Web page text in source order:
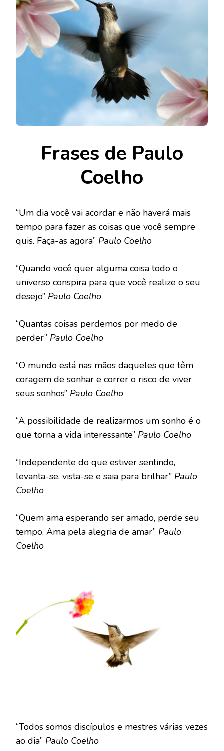
Frases de Paulo
Coelho
“Um dia você vai acordar e não haverá mais
tempo para fazer as coisas que você sempre
quis. Faça-as agora” Paulo Coelho
“Quando você quer alguma coisa todo o
universo conspira para que você realize o seu
desejo” Paulo Coelho
“Quantas coisas perdemos por medo de
perder” Paulo Coelho
“O mundo está nas mãos daqueles que têm
coragem de sonhar e correr o risco de viver
seus sonhos” Paulo Coelho
“A possibilidade de realizarmos um sonho é o
que torna a vida interessante” Paulo Coelho
“Independente do que estiver sentindo,
levanta-se, vista-se e saia para brilhar” Paulo
Coelho
“Quem ama esperando ser amado, perde seu
tempo. Ama pela alegria de amar” Paulo
Coelho
“Todos somos discípulos e mestres várias vezes
ao dia” Paulo Coelho